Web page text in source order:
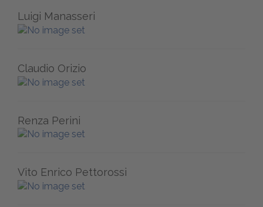
Luigi Manasseri
Claudio Orizio
Renza Perini
Vito Enrico Pettorossi